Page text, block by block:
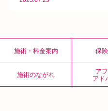
施術・料金案内 保
施術のながれ ア
アド